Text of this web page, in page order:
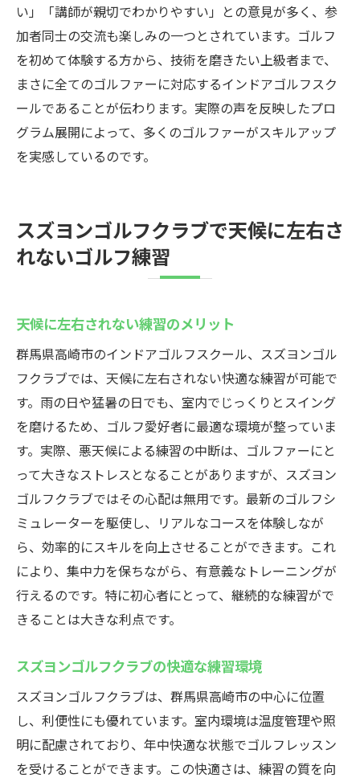
い」「講師が親切でわかりやすい」との意見が多く、参
加者同士の交流も楽しみの一つとされています。ゴルフ
を初めて体験する方から、技術を磨きたい上級者まで、
まさに全てのゴルファーに対応するインドアゴルフスク
ールであることが伝わります。実際の声を反映したプロ
グラム展開によって、多くのゴルファーがスキルアップ
を実感しているのです。
スズヨンゴルフクラブで天候に左右さ
れないゴルフ練習
天候に左右されない練習のメリット
群馬県高崎市のインドアゴルフスクール、スズヨンゴル
フクラブでは、天候に左右されない快適な練習が可能で
す。雨の日や猛暑の日でも、室内でじっくりとスイング
を磨けるため、ゴルフ愛好者に最適な環境が整っていま
す。実際、悪天候による練習の中断は、ゴルファーにと
って大きなストレスとなることがありますが、スズヨン
ゴルフクラブではその心配は無用です。最新のゴルフシ
ミュレーターを駆使し、リアルなコースを体験しなが
ら、効率的にスキルを向上させることができます。これ
により、集中力を保ちながら、有意義なトレーニングが
行えるのです。特に初心者にとって、継続的な練習がで
きることは大きな利点です。
スズヨンゴルフクラブの快適な練習環境
スズヨンゴルフクラブは、群馬県高崎市の中心に位置
し、利便性にも優れています。室内環境は温度管理や照
明に配慮されており、年中快適な状態でゴルフレッスン
を受けることができます。この快適さは、練習の質を向